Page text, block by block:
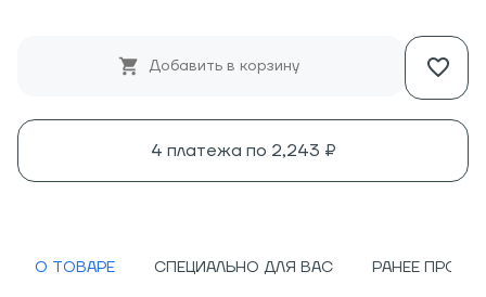
Добавить в корзину
4 платежа по 2,243 ₽
О ТОВАРЕ СПЕЦИАЛЬНО ДЛЯ ВАС РАНЕЕ